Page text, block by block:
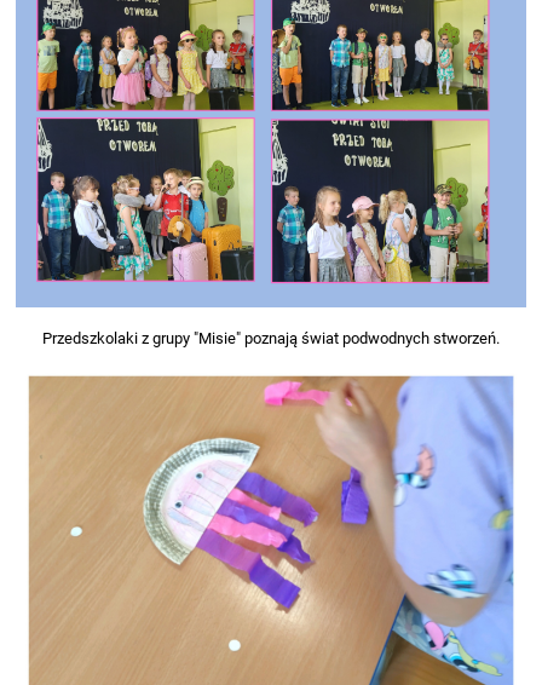
Przedszkolaki z grupy "Misie" poznają świat podwodnych stworzeń.